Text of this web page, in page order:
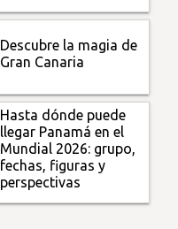
Descubre la magia de
Gran Canaria
Hasta dónde puede
llegar Panamá en el
Mundial 2026: grupo,
fechas, figuras y
perspectivas